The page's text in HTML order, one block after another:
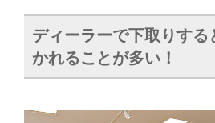
ディーラーで下取りする
かれることが多い！